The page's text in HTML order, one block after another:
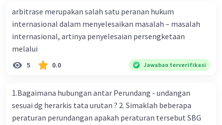
arbitrase merupakan salah satu peranan hukum
internasional dalam menyelesaikan masalah – masalah
internasional, artinya penyelesaian persengketaan
melalui
5 0.0 Jawaban terverifikasi
1.Bagaimana hubungan antar Perundang - undangan
sesuai dg herarkis tata urutan ? 2. Simaklah beberapa
peraturan perundangan apakah peraturan tersebut SBG